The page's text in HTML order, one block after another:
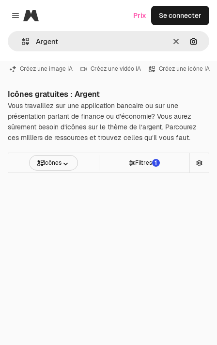
Close menu
Magnific
Effacer
Prix Se connecter
Créez une image IA Créez une vidéo IA Créez une icône IA
Icônes gratuites : Argent
Vous travaillez sur une application bancaire ou sur une
présentation parlant de finance ou d’économie? Vous aurez
sûrement besoin d’icônes sur le thème de l’argent. Parcourez
ces milliers de ressources et trouvez celles qu’il vous faut.
Icônes Filtres 1